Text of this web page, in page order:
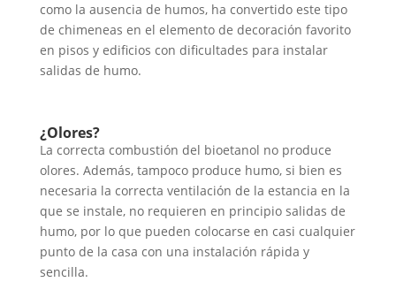
como la ausencia de humos, ha convertido este tipo
de chimeneas en el elemento de decoración favorito
en pisos y edificios con dificultades para instalar
salidas de humo.
¿Olores?
La correcta combustión del bioetanol no produce
olores. Además, tampoco produce humo, si bien es
necesaria la correcta ventilación de la estancia en la
que se instale, no requieren en principio salidas de
humo, por lo que pueden colocarse en casi cualquier
punto de la casa con una instalación rápida y
sencilla.